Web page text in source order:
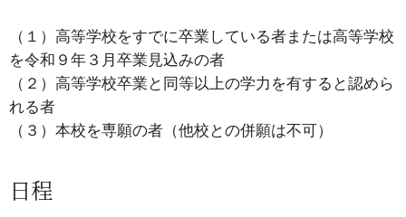
（１）高等学校をすでに卒業している者または高等学校
を令和９年３月卒業見込みの者
（２）高等学校卒業と同等以上の学力を有すると認めら
れる者
（３）本校を専願の者（他校との併願は不可）
日程